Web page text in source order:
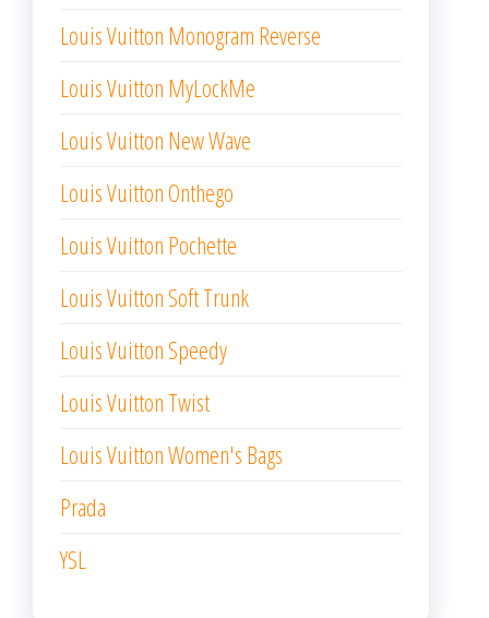
Louis Vuitton Monogram Reverse
Louis Vuitton MyLockMe
Louis Vuitton New Wave
Louis Vuitton Onthego
Louis Vuitton Pochette
Louis Vuitton Soft Trunk
Louis Vuitton Speedy
Louis Vuitton Twist
Louis Vuitton Women's Bags
Prada
YSL